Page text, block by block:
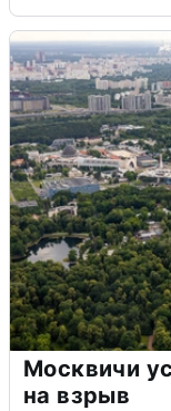
Москвичи
на взрыв